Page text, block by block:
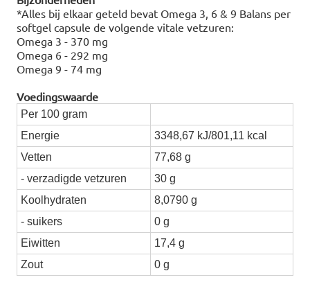
*Alles bij elkaar geteld bevat Omega 3, 6 & 9 Balans per
softgel capsule de volgende vitale vetzuren:
Omega 3 - 370 mg
Omega 6 - 292 mg
Omega 9 - 74 mg
Voedingswaarde
Per 100 gram
Energie
3348,67 kJ/801,11 kcal
Vetten
77,68 g
- verzadigde vetzuren
30 g
Koolhydraten
8,0790 g
- suikers
0 g
Eiwitten
17,4 g
Zout
0 g